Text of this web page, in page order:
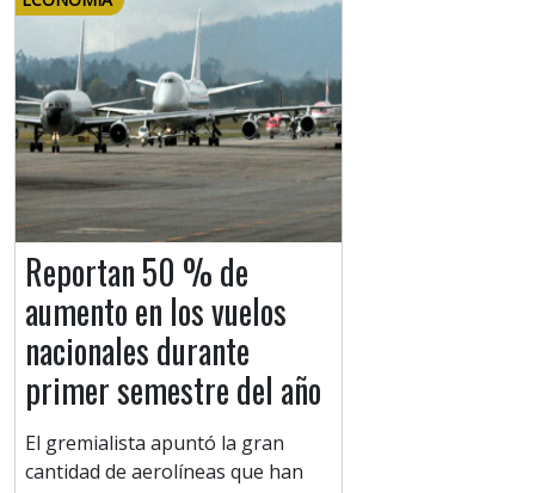
Reportan 50 % de
aumento en los vuelos
nacionales durante
primer semestre del año
El gremialista apuntó la gran
cantidad de aerolíneas que han